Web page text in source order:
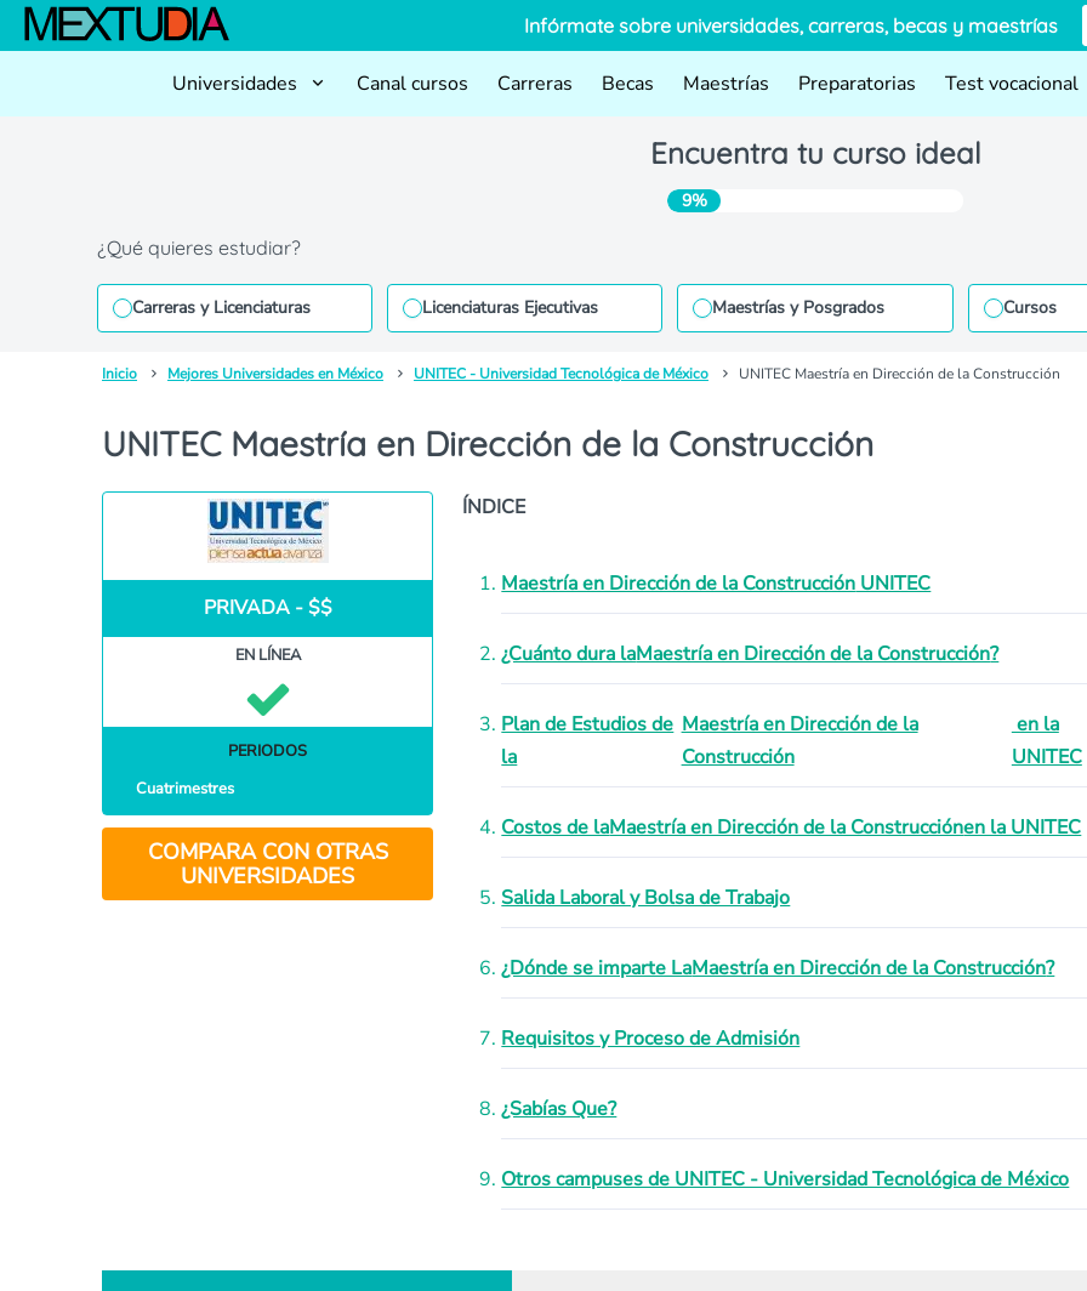
Infórmate sobre universidades, carreras, becas y maestrías
Universidades Canal cursos Carreras Becas Maestrías Preparatorias Test vocacional
Encuentra tu curso ideal
9%
¿Qué quieres estudiar?
Carreras y Licenciaturas Licenciaturas Ejecutivas Maestrías y Posgrados Cursos
Inicio Mejores Universidades en México UNITEC - Universidad Tecnológica de México UNITEC Maestría en Dirección de la Construcción
UNITEC Maestría en Dirección de la Construcción
PRIVADA - $$
EN LÍNEA
PERIODOS
Cuatrimestres
COMPARA CON OTRAS
UNIVERSIDADES
ÍNDICE
Maestría en Dirección de la Construcción UNITEC
¿Cuánto dura laMaestría en Dirección de la Construcción?
Plan de Estudios de
la
Maestría en Dirección de la
Construcción
en la
UNITEC
Costos de laMaestría en Dirección de la Construcciónen la UNITEC
Salida Laboral y Bolsa de Trabajo
¿Dónde se imparte LaMaestría en Dirección de la Construcción?
Requisitos y Proceso de Admisión
¿Sabías Que?
Otros campuses de UNITEC - Universidad Tecnológica de México